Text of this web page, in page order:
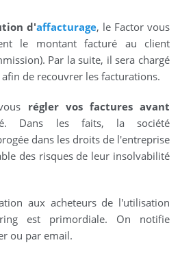
d'affacturage, le Factor vous
le montant facturé au client
Par la suite, il sera chargé
de recouvrer les facturations.
régler vos factures avant
Dans les faits, la société
dans les droits de l'entreprise
des risques de leur insolvabilité
aux acheteurs de l'utilisation
est primordiale. On notifie
ou par email.